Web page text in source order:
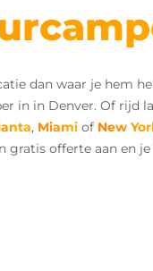
dan waar je hem
in in Denver. Of rijd
, Miami of New
gratis offerte aan en